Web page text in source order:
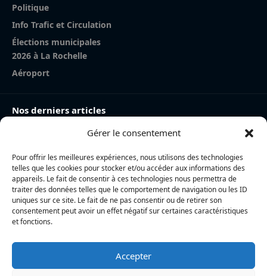
Gérer le consentement
Pour offrir les meilleures expériences, nous utilisons des technologies
telles que les cookies pour stocker et/ou accéder aux informations des
appareils. Le fait de consentir à ces technologies nous permettra de
traiter des données telles que le comportement de navigation ou les ID
uniques sur ce site. Le fait de ne pas consentir ou de retirer son
consentement peut avoir un effet négatif sur certaines caractéristiques
et fonctions.
Accepter
Politique
Info Trafic et Circulation
Élections municipales
2026 à La Rochelle
Aéroport
Nos derniers articles
Charente-Maritime : la directrice de la police nationale,
Incendie à la gare de La Rochelle : près de 20 m² de
toiture brûlés, l’origine accidentelle privilégiée
Nina Métayer : « Voir mes boulangeries à La Rochelle
et mon salon de thé à l’île de Ré, c’est un rêve qui se
réalise »
L’actualité locale en continu à La Rochelle et en Charente-